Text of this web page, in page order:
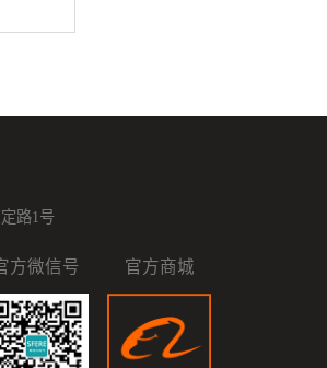
路1号
方微信号 官方商城